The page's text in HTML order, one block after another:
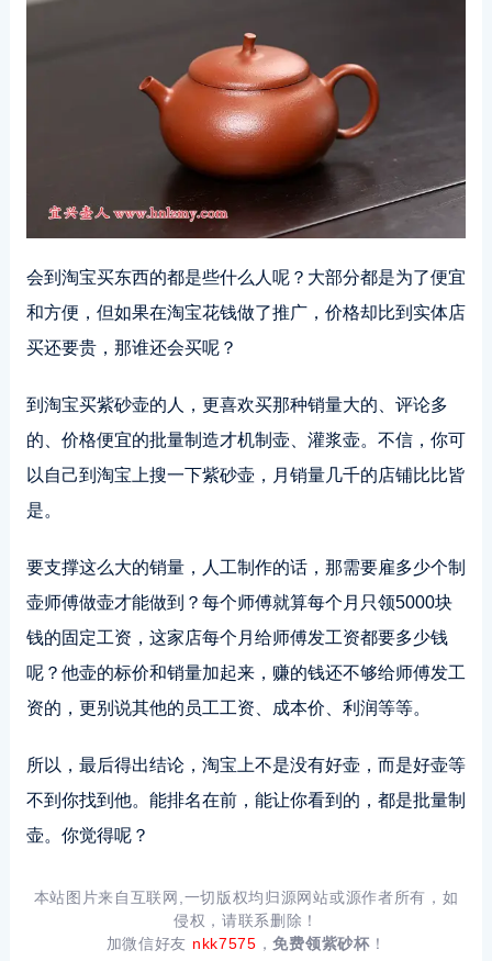
会到淘宝买东西的都是些什么人呢？大部分都是为了便宜
和方便，但如果在淘宝花钱做了推广，价格却比到实体店
买还要贵，那谁还会买呢？
到淘宝买紫砂壶的人，更喜欢买那种销量大的、评论多
的、价格便宜的批量制造才机制壶、灌浆壶。不信，你可
以自己到淘宝上搜一下紫砂壶，月销量几千的店铺比比皆
是。
要支撑这么大的销量，人工制作的话，那需要雇多少个制
壶师傅做壶才能做到？每个师傅就算每个月只领5000块
钱的固定工资，这家店每个月给师傅发工资都要多少钱
呢？他壶的标价和销量加起来，赚的钱还不够给师傅发工
资的，更别说其他的员工工资、成本价、利润等等。
所以，最后得出结论，淘宝上不是没有好壶，而是好壶等
不到你找到他。能排名在前，能让你看到的，都是批量制
壶。你觉得呢？
本站图片来自互联网,一切版权均归源网站或源作者所有，如
侵权，请联系删除！
加微信好友 nkk7575 ，免费领紫砂杯！